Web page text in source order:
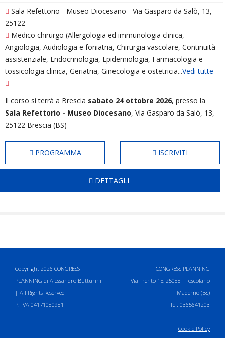
Sala Refettorio - Museo Diocesano - Via Gasparo da Salò, 13,
25122
Medico chirurgo (Allergologia ed immunologia clinica,
Angiologia, Audiologia e foniatria, Chirurgia vascolare, Continuità
assistenziale, Endocrinologia, Epidemiologia, Farmacologia e
tossicologia clinica, Geriatria, Ginecologia e ostetricia...Vedi tutte
Il corso si terrà a Brescia sabato 24 ottobre 2026, presso la
Sala Refettorio - Museo Diocesano, Via Gasparo da Salò, 13,
25122 Brescia (BS)
PROGRAMMA ISCRIVITI
DETTAGLI
Copyright 2026 CONGRESS
PLANNING di Alessandro Butturini
| All Rights Reserved
P. IVA 04171080981
CONGRESS PLANNING
Via Trento 15, 25088 - Toscolano
Maderno (BS)
Tel. 0365641203
Cookie Policy